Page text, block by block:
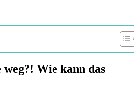
Wie kann das